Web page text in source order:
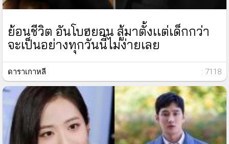
ย้อนชีวิต อันโบฮยอน สู้มาตั้งเเต่เด็กกว่า
จะเป็นอย่างทุกวันนี้ไม่ง่ายเลย
ดาราเกาหลี : 7118